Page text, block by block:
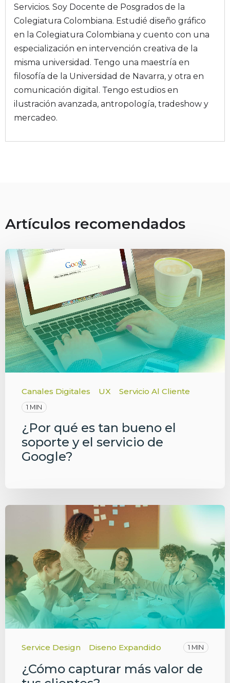
Servicios. Soy Docente de Posgrados de la
Colegiatura Colombiana. Estudié diseño gráfico
en la Colegiatura Colombiana y cuento con una
especialización en intervención creativa de la
misma universidad. Tengo una maestría en
filosofía de la Universidad de Navarra, y otra en
comunicación digital. Tengo estudios en
ilustración avanzada, antropología, tradeshow y
mercadeo.
Artículos recomendados
Canales Digitales UX Servicio Al Cliente
1 MIN
¿Por qué es tan bueno el
soporte y el servicio de
Google?
Service Design Diseno Expandido 1 MIN
¿Cómo capturar más valor de